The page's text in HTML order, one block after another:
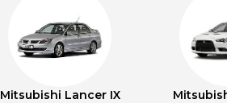
Mitsubishi Lancer IX